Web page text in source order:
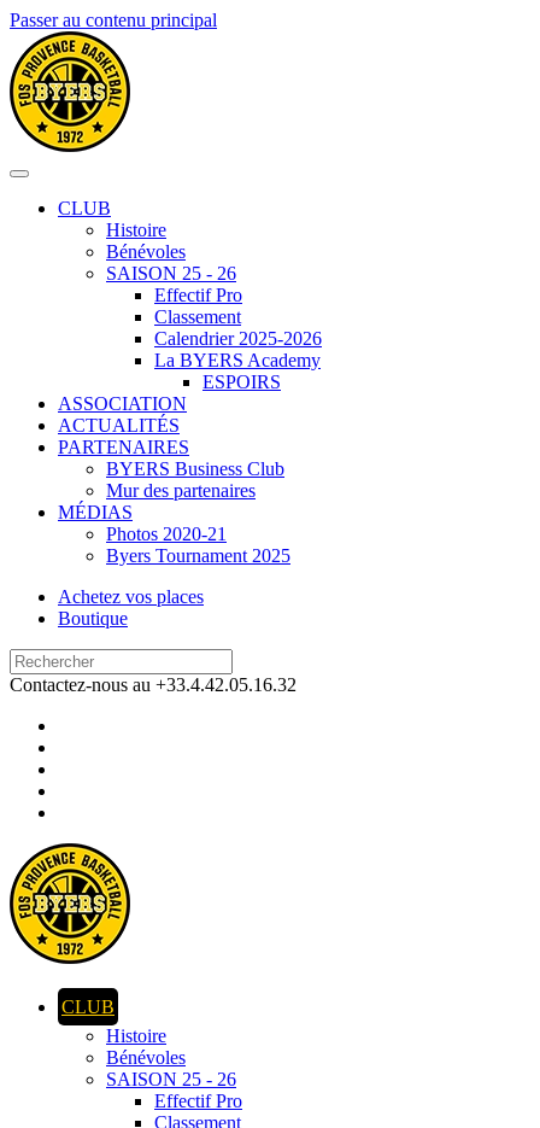
Passer au contenu principal
CLUB
Histoire
Bénévoles
SAISON 25 - 26
Effectif Pro
Classement
Calendrier 2025-2026
La BYERS Academy
ESPOIRS
ASSOCIATION
ACTUALITÉS
PARTENAIRES
BYERS Business Club
Mur des partenaires
MÉDIAS
Photos 2020-21
Byers Tournament 2025
Achetez vos places
Boutique
Contactez-nous au +33.4.42.05.16.32
CLUB
Histoire
Bénévoles
SAISON 25 - 26
Effectif Pro
Classement